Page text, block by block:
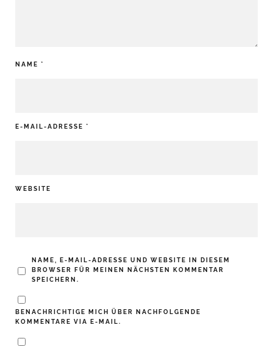
NAME *
E-MAIL-ADRESSE *
WEBSITE
NAME, E-MAIL-ADRESSE UND WEBSITE IN DIESEM
BROWSER FÜR MEINEN NÄCHSTEN KOMMENTAR
SPEICHERN.
BENACHRICHTIGE MICH ÜBER NACHFOLGENDE
KOMMENTARE VIA E-MAIL.